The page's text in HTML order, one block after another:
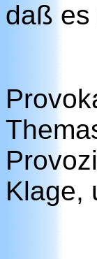
daß es
Klage,